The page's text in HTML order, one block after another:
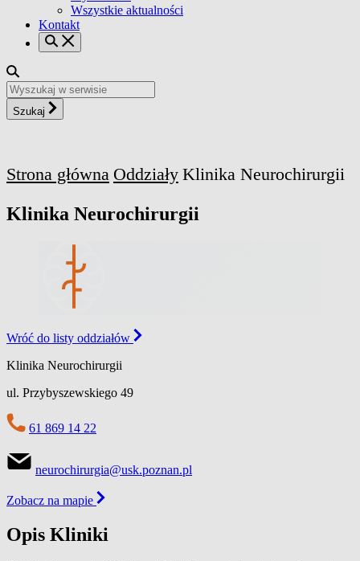
Wszystkie aktualności
Kontakt
Szukaj
Strona główna Oddziały Klinika Neurochirurgii
Klinika Neurochirurgii
Wróć do listy oddziałów
Klinika Neurochirurgii
ul. Przybyszewskiego 49
61 869 14 22
neurochirurgia@usk.poznan.pl
Zobacz na mapie
Opis Kliniki